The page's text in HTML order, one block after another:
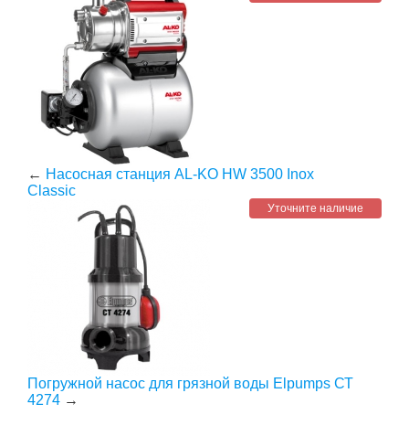
← Насосная станция AL-KO HW 3500 Inox
Classic
Уточните наличие
Погружной насос для грязной воды Elpumps СТ
4274 →